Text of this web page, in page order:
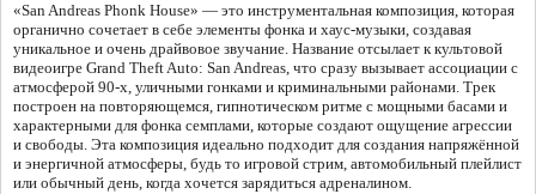
«San Andreas Phonk House» — это инструментальная композиция, которая
органично сочетает в себе элементы фонка и хаус-музыки, создавая
уникальное и очень драйвовое звучание. Название отсылает к культовой
видеоигре Grand Theft Auto: San Andreas, что сразу вызывает ассоциации с
атмосферой 90-х, уличными гонками и криминальными районами. Трек
построен на повторяющемся, гипнотическом ритме с мощными басами и
характерными для фонка семплами, которые создают ощущение агрессии
и свободы. Эта композиция идеально подходит для создания напряжённой
и энергичной атмосферы, будь то игровой стрим, автомобильный плейлист
или обычный день, когда хочется зарядиться адреналином.